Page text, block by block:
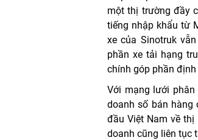
một thị trường đầy
tiếng nhập khẩu từ
xe của Sinotruk
phần xe tải hạng
chính góp phần
Với mạng lưới
doanh số bán hàng
đầu Việt Nam về
doanh cũng liên tục